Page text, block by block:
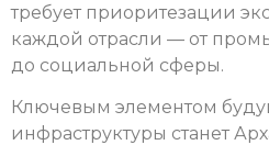
требует приоритезации
каждой отрасли — от
до социальной сферы.
Ключевым элементом
инфраструктуры станет